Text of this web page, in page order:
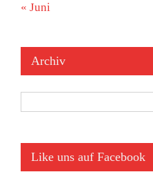
« Juni
Archiv
Like uns auf Facebook